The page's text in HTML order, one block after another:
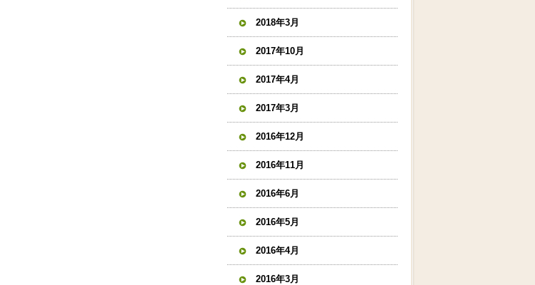
2018年3月
2017年10月
2017年4月
2017年3月
2016年12月
2016年11月
2016年6月
2016年5月
2016年4月
2016年3月